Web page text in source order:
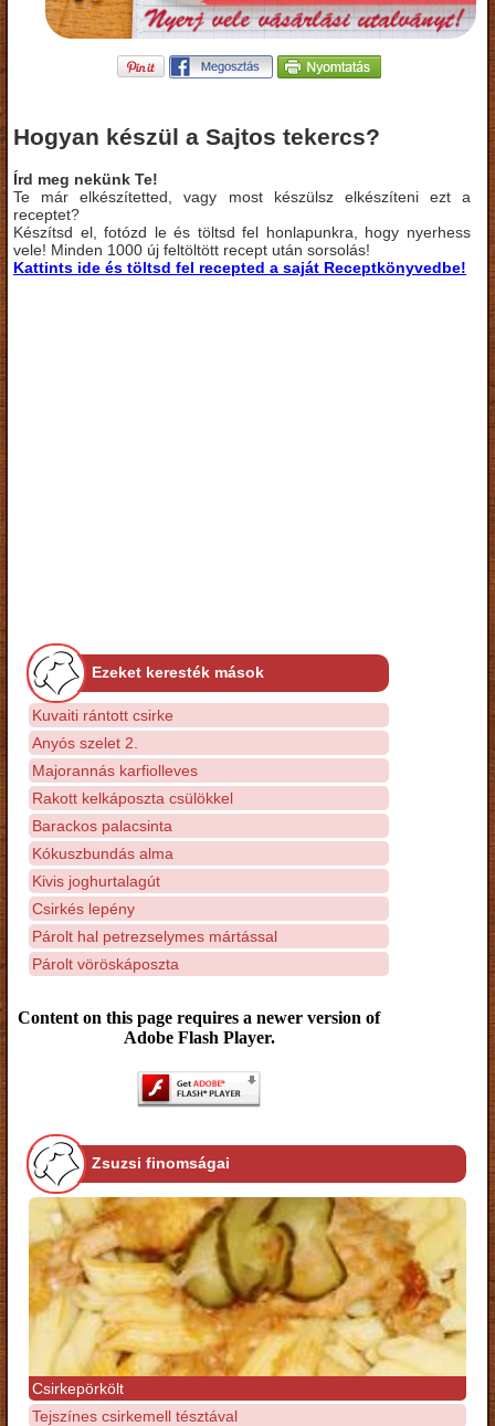
Hogyan készül a Sajtos tekercs?
Írd meg nekünk Te!
Te már elkészítetted, vagy most készülsz elkészíteni ezt a
receptet?
Készítsd el, fotózd le és töltsd fel honlapunkra, hogy nyerhess
vele! Minden 1000 új feltöltött recept után sorsolás!
Kattints ide és töltsd fel recepted a saját Receptkönyvedbe!
Ezeket keresték mások
Kuvaiti rántott csirke
Anyós szelet 2.
Majorannás karfiolleves
Rakott kelkáposzta csülökkel
Barackos palacsinta
Kókuszbundás alma
Kivis joghurtalagút
Csirkés lepény
Párolt hal petrezselymes mártással
Párolt vöröskáposzta
Content on this page requires a newer version of
Adobe Flash Player.
Zsuzsi finomságai
Csirkepörkölt
Tejszínes csirkemell tésztával